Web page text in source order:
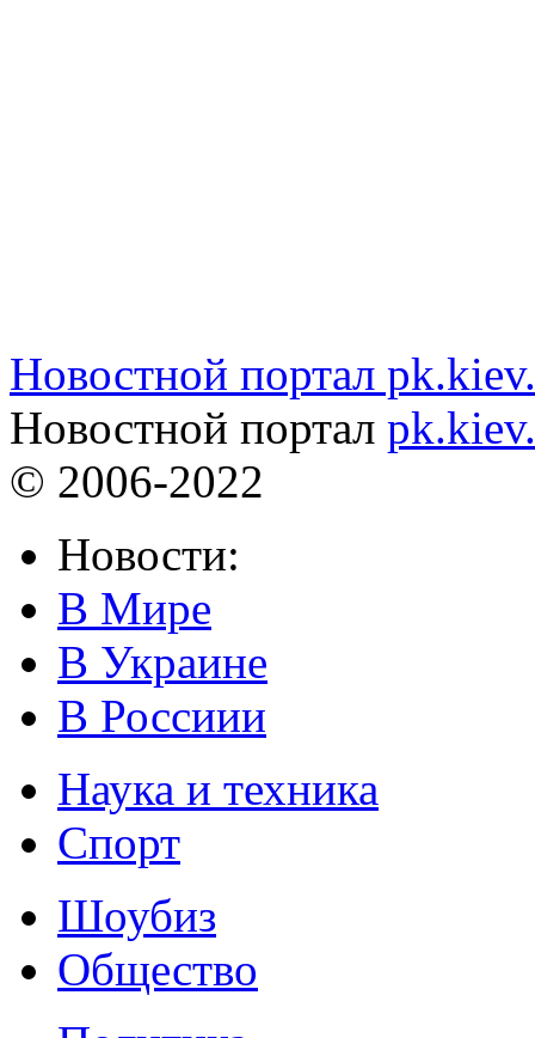
Новостной портал
Новостной портал
© 2006-2022
Новости:
В Мире
В Украине
В Россиии
Наука и техника
Спорт
Шоубиз
Общество